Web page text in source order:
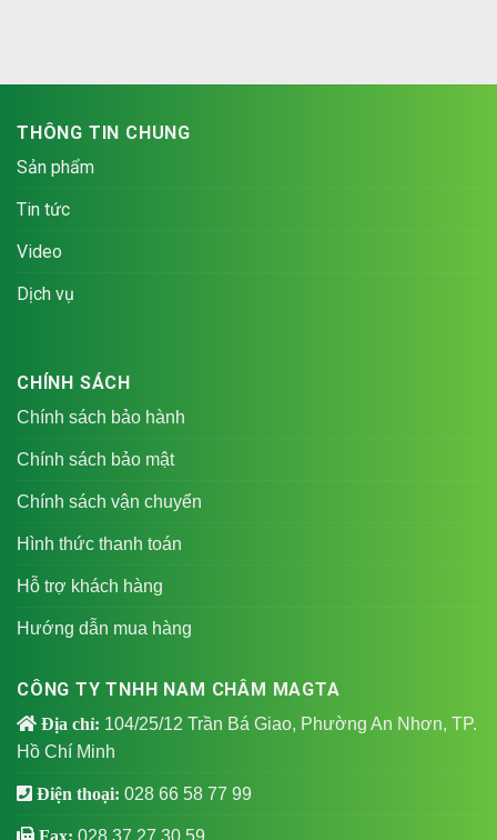
THÔNG TIN CHUNG
Sản phẩm
Tin tức
Video
Dịch vụ
CHÍNH SÁCH
Chính sách bảo hành
Chính sách bảo mật
Chính sách vận chuyển
Hình thức thanh toán
Hỗ trợ khách hàng
Hướng dẫn mua hàng
CÔNG TY TNHH NAM CHÂM MAGTA
Địa chỉ: 104/25/12 Trần Bá Giao, Phường An Nhơn, TP.
Hồ Chí Minh
Điện thoại: 028 66 58 77 99
Fax: 028 37 27 30 59